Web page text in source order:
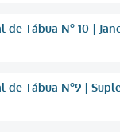
Tábua Nº 10 |
de Tábua Nº9 |